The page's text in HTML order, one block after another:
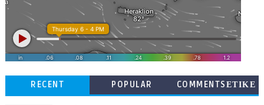
RECENT POPULAR
COMMENTSΕΤΙΚΕ